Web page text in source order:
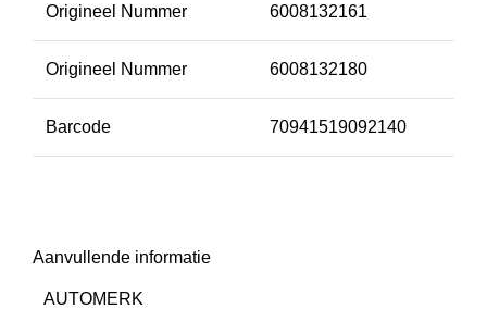
Origineel Nummer 6008132161
Origineel Nummer 6008132180
Barcode 70941519092140
Aanvullende informatie
AUTOMERK